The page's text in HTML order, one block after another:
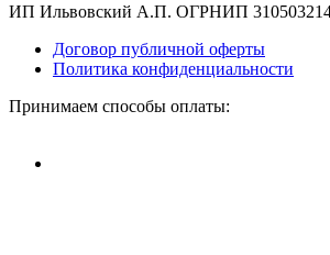
ИП Ильвовский А.П. ОГРНИП
Договор публичной оферты
Политика конфиденциальности
Принимаем способы оплаты: